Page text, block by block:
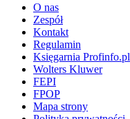
O nas
Zespół
Kontakt
Regulamin
Księgarnia Profinfo.pl
Wolters Kluwer
FEPI
FPOP
Mapa strony